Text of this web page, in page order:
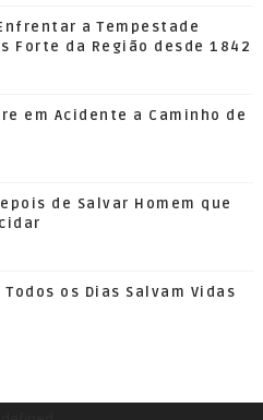
a Tempestade
Forte da Região desde 1842
em Acidente a Caminho de
de Salvar Homem que
Todos os Dias Salvam Vidas